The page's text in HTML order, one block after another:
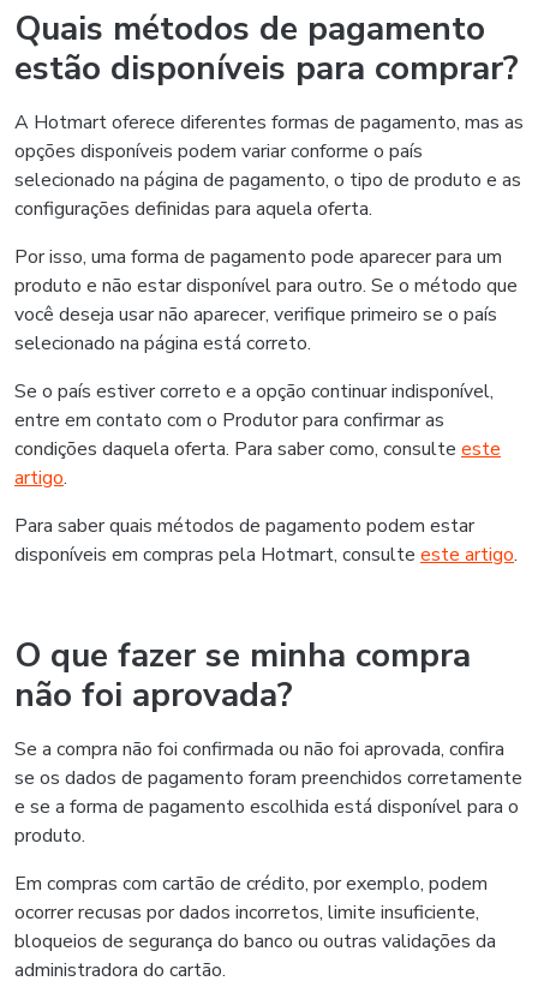
Quais métodos de pagamento
estão disponíveis para comprar?
A Hotmart oferece diferentes formas de pagamento, mas as
opções disponíveis podem variar conforme o país
selecionado na página de pagamento, o tipo de produto e as
configurações definidas para aquela oferta.
Por isso, uma forma de pagamento pode aparecer para um
produto e não estar disponível para outro. Se o método que
você deseja usar não aparecer, verifique primeiro se o país
selecionado na página está correto.
Se o país estiver correto e a opção continuar indisponível,
entre em contato com o Produtor para confirmar as
condições daquela oferta. Para saber como, consulte este
artigo.
Para saber quais métodos de pagamento podem estar
disponíveis em compras pela Hotmart, consulte este artigo.
O que fazer se minha compra
não foi aprovada?
Se a compra não foi confirmada ou não foi aprovada, confira
se os dados de pagamento foram preenchidos corretamente
e se a forma de pagamento escolhida está disponível para o
produto.
Em compras com cartão de crédito, por exemplo, podem
ocorrer recusas por dados incorretos, limite insuficiente,
bloqueios de segurança do banco ou outras validações da
administradora do cartão.